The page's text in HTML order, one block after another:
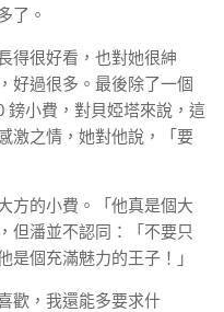
了。
得很好看，也對她很紳
好過很多。最後除了一個
鎊小費，對貝婭塔來說，這
激之情，她對他說，「要
方的小費。「他真是個大
但潘並不認同：「不要只
是個充滿魅力的王子！」
歡，我還能多要求什